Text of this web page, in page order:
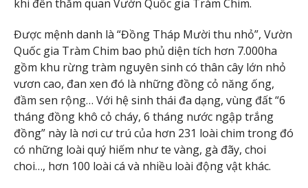
khi đến thăm quan Vườn Quốc gia Tràm Chim.
Được mệnh danh là “Đồng Tháp Mười thu nhỏ”, Vườn
Quốc gia Tràm Chim bao phủ diện tích hơn 7.000ha
gồm khu rừng tràm nguyên sinh có thân cây lớn nhỏ
vươn cao, đan xen đó là những đồng cỏ năng ống,
đầm sen rộng… Với hệ sinh thái đa dạng, vùng đất “6
tháng đồng khô cỏ cháy, 6 tháng nước ngập trắng
đồng” này là nơi cư trú của hơn 231 loài chim trong đó
có những loài quý hiếm như te vàng, gà đãy, choi
choi…, hơn 100 loài cá và nhiều loài động vật khác.